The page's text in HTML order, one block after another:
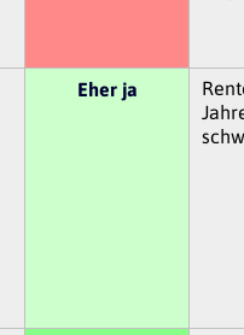
Eher ja